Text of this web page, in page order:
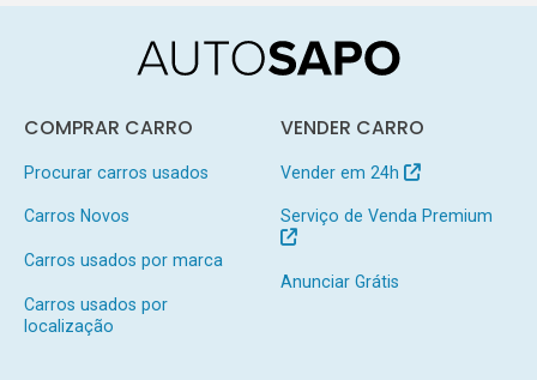
COMPRAR CARRO
Procurar carros usados
Carros Novos
Carros usados por marca
Carros usados por
localização
VENDER CARRO
Vender em 24h
Serviço de Venda Premium
Anunciar Grátis